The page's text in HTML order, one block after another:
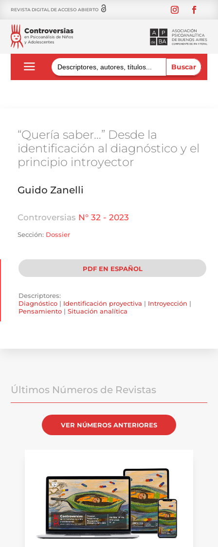
REVISTA DIGITAL DE ACCESO ABIERTO
Buscar:
“Quería saber…” Desde la
identificación al diagnóstico y el
principio introyector
Guido Zanelli
Controversias N° 32 - 2023
Sección: Dossier
PDF EN ESPAÑOL
Descriptores:
Diagnóstico | Identificación proyectiva | Introyección |
Pensamiento | Situación analítica
Últimos Números de Revistas
VER NÚMEROS ANTERIORES